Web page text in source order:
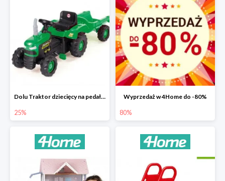
Dolu Traktor dziecięcy na pedały z przyczepką -25%
25%
Wyprzedaż w 4Home do -80%
80%